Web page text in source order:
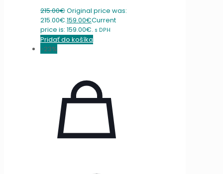
215.00€Original price was:
215.00€.159.00€Current
price is: 159.00€. s DPH
Pridať do košíka
-23%